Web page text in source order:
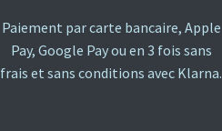
Paiement par carte bancaire, Apple
Pay, Google Pay ou en 3 fois sans
frais et sans conditions avec Klarna.